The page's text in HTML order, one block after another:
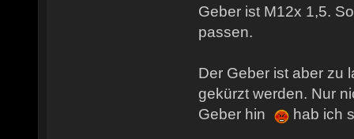
Geber ist M12x 1,5.
passen.
Der Geber ist aber zu
gekürzt werden. Nur
Geber hin
hab ich